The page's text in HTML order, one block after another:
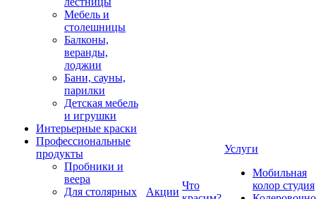
Мебель и
столешницы
Балконы,
веранды,
лоджии
Бани, сауны,
парилки
Детская мебель
и игрушки
Интерьерные краски
Профессиональные
продукты
Пробники и
веера
Для столярных
Акции
Что
Услуги
Мобильная
колор студия